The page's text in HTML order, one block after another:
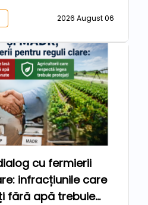
2026 August 06
cu fermierii
infracțiunile care
fără apă trebuie